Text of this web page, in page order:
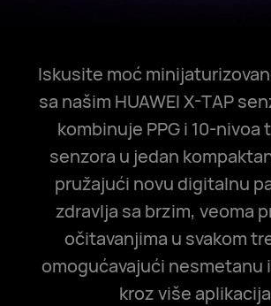
Iskusite moć
sa našim HUAWEI X-TAP
kombinuje PPG i 10-nivoa
senzora u jedan
pružajući novu digitalnu
zdravlja sa brzim, veoma
očitavanjima u svakom
omogućavajući nesmetanu
kroz više